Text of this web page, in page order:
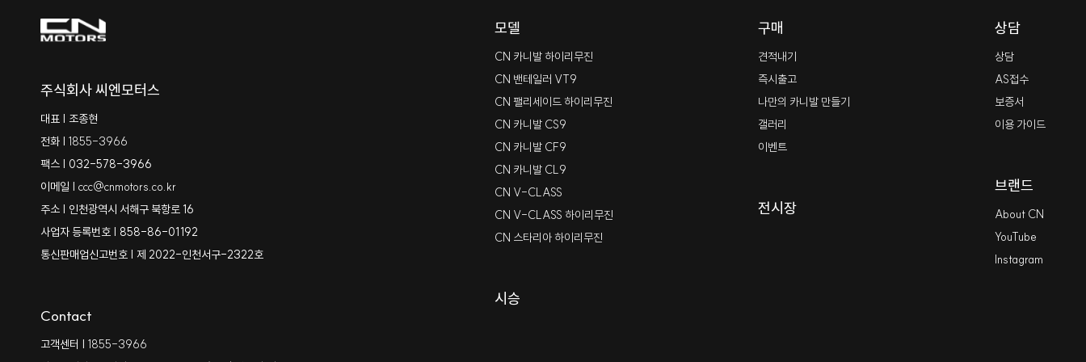
주식회사 씨엔모터스
대표 | 조종현
전화 | 1855-3966
팩스 | 032-578-3966
이메일 | ccc@cnmotors.co.kr
주소 | 인천광역시 서해구 북항로 16
사업자 등록번호 | 858-86-01192
통신판매업신고번호 | 제 2022-인천서구-2322호
Contact
고객센터 | 1855-3966
모델
CN 카니발 하이리무진
CN 밴테일러 VT9
CN 팰리세이드 하이리무진
CN 카니발 CS9
CN 카니발 CF9
CN 카니발 CL9
CN V-CLASS
CN V-CLASS 하이리무진
CN 스타리아 하이리무진
시승
구매
견적내기
즉시출고
나만의 카니발 만들기
갤러리
이벤트
전시장
상담
상담
AS접수
보증서
이용 가이드
브랜드
About CN
YouTube
Instagram